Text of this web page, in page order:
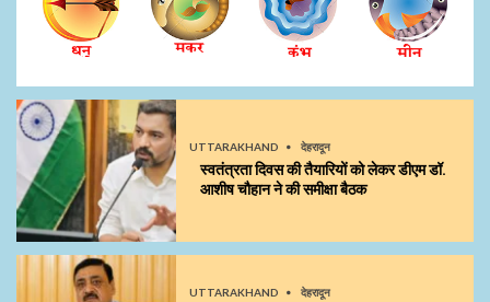
UTTARAKHAND देहरादून
स्वतंत्रता दिवस की तैयारियों को लेकर डीएम डॉ.
आशीष चौहान ने की समीक्षा बैठक
UTTARAKHAND देहरादून